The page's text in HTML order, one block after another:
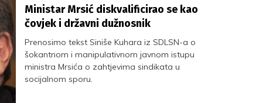
Ministar Mrsić diskvalificirao se kao
čovjek i državni dužnosnik
Prenosimo tekst Siniše Kuhara iz SDLSN-a o
šokantnom i manipulativnom javnom istupu
ministra Mrsića o zahtjevima sindikata u
socijalnom sporu.